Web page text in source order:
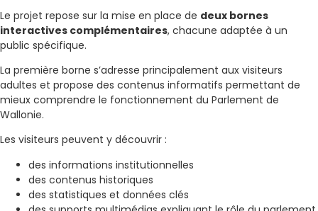
Le projet repose sur la mise en place de deux bornes
interactives complémentaires, chacune adaptée à un
public spécifique.
La première borne s’adresse principalement aux visiteurs
adultes et propose des contenus informatifs permettant de
mieux comprendre le fonctionnement du Parlement de
Wallonie.
Les visiteurs peuvent y découvrir :
des informations institutionnelles
des contenus historiques
des statistiques et données clés